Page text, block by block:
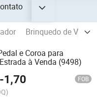
Brinquedo de
e Coroa para
à Venda (9498)
-1,70 FOB